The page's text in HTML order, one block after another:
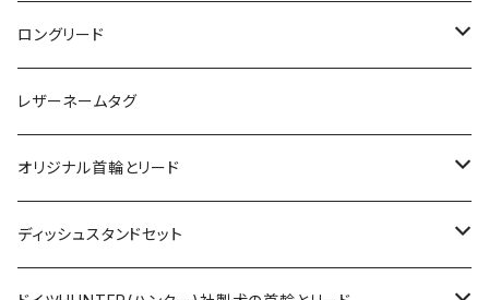
ロングリード
オリジナル軽量ロングリード
オリジナルロングリード
レザーネームタグ
オリジナル首輪とリード
ロープとヌメ革の首輪とリード
ディッシュスタンドセット